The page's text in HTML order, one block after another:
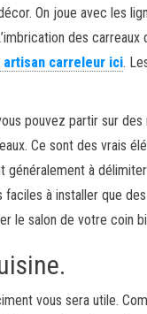
On joue avec les
des carreaux
artisan carreleur ici.
pouvez partir sur
Ce sont des vrais
généralement à
à installer que
le salon de votre coin
vous sera utile.